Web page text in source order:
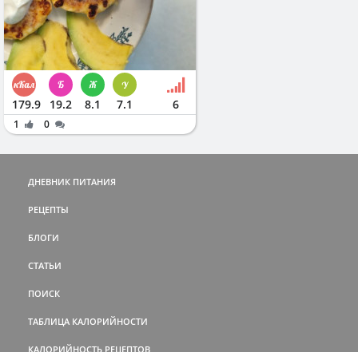
179.9 19.2 8.1 7.1 6
1 0
ДНЕВНИК ПИТАНИЯ
РЕЦЕПТЫ
БЛОГИ
СТАТЬИ
ПОИСК
ТАБЛИЦА КАЛОРИЙНОСТИ
КАЛОРИЙНОСТЬ РЕЦЕПТОВ